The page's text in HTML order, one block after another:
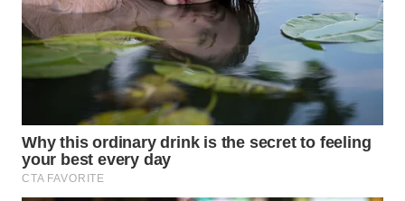
KALBAR
WN
KALTENG
WN
KALTARA